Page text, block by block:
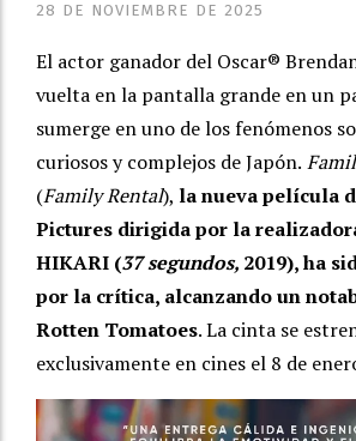
28 DE NOVIEMBRE DE 2025
El actor ganador del Oscar®
vuelta en la pantalla grande en un
sumerge en uno de los fenómenos
curiosos y complejos de Japón.
(Family Rental), la nueva película
Pictures dirigida por la
HIKARI (37 segundos, 2019), ha
por la crítica, alcanzando un
Rotten Tomatoes. La cinta se
exclusivamente en cines el 8 de